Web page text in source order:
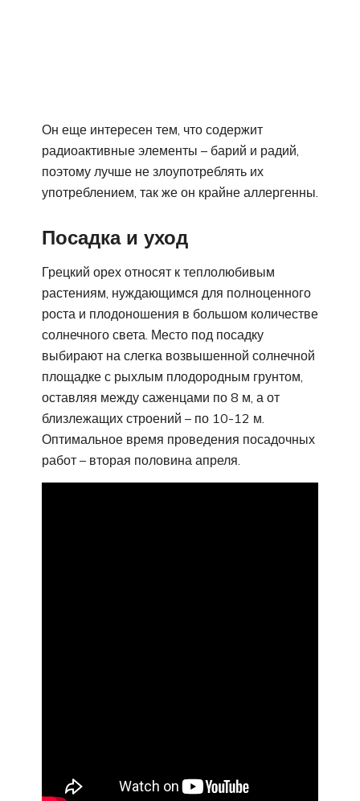
Он еще интересен тем, что содержит
радиоактивные элементы – барий и радий,
поэтому лучше не злоупотреблять их
употреблением, так же он крайне аллергенны.
Посадка и уход
Грецкий орех относят к теплолюбивым
растениям, нуждающимся для полноценного
роста и плодоношения в большом количестве
солнечного света. Место под посадку
выбирают на слегка возвышенной солнечной
площадке с рыхлым плодородным грунтом,
оставляя между саженцами по 8 м, а от
близлежащих строений – по 10-12 м.
Оптимальное время проведения посадочных
работ – вторая половина апреля.